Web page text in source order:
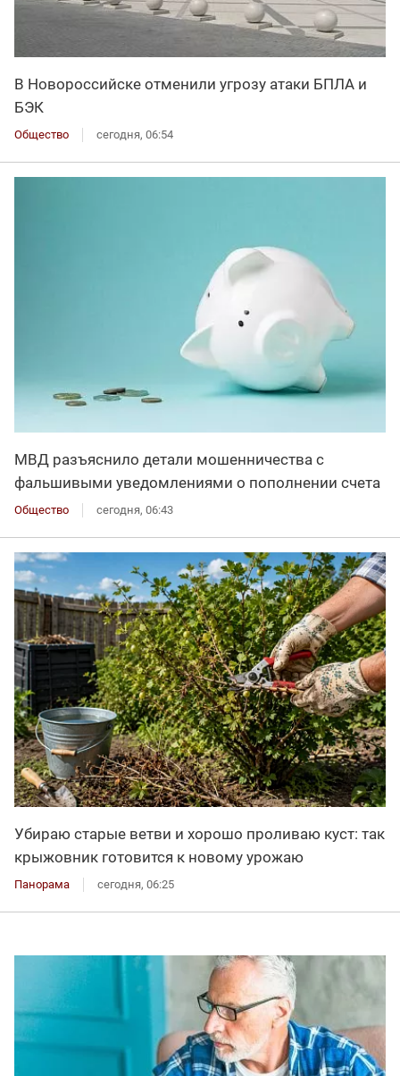
В Новороссийске отменили угрозу атаки БПЛА и
БЭК
Общество сегодня, 06:54
МВД разъяснило детали мошенничества с
фальшивыми уведомлениями о пополнении счета
Общество сегодня, 06:43
Убираю старые ветви и хорошо проливаю куст: так
крыжовник готовится к новому урожаю
Панорама сегодня, 06:25